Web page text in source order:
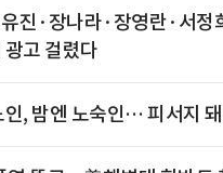
진·장나라·장영란·서정
광고 걸렸다
인, 밤엔 노숙인… 피서지